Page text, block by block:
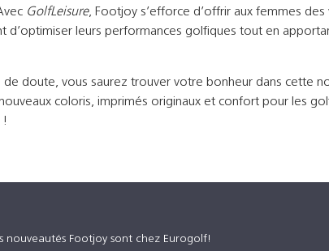
GolfLeisure, Footjoy s’efforce d’offrir aux femmes des
d’optimiser leurs performances golfiques tout en
de doute, vous saurez trouver votre bonheur dans cette
coloris, imprimés originaux et confort pour les
!
nouveautés Footjoy sont chez Eurogolf!